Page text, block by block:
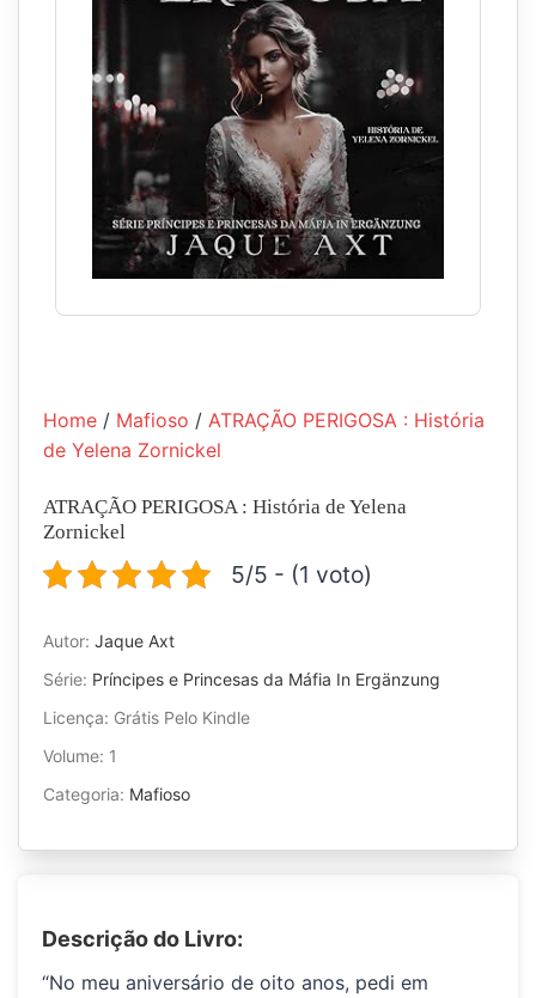
Home / Mafioso / ATRAÇÃO PERIGOSA : História
de Yelena Zornickel
ATRAÇÃO PERIGOSA : História de Yelena
Zornickel
5/5 - (1 voto)
Autor: Jaque Axt
Série: Príncipes e Princesas da Máfia In Ergänzung
Licença: Grátis Pelo Kindle
Volume: 1
Categoria: Mafioso
Descrição do Livro:
“No meu aniversário de oito anos, pedi em